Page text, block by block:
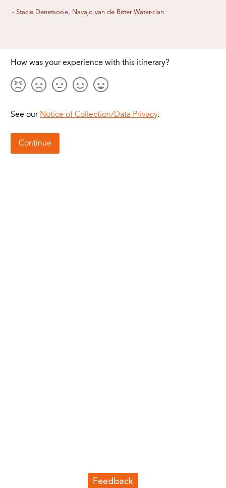
- Stacie Denetsosie, Navajo van de Bitter Water-clan